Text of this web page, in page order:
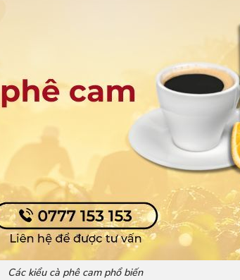
Các kiểu cà phê cam phổ biến